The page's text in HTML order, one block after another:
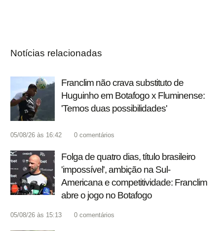
Notícias relacionadas
Franclim não crava substituto de
Huguinho em Botafogo x Fluminense:
'Temos duas possibilidades'
05/08/26 às 16:42 0 comentários
Folga de quatro dias, título brasileiro
'impossível', ambição na Sul-
Americana e competitividade: Franclim
abre o jogo no Botafogo
05/08/26 às 15:13 0 comentários